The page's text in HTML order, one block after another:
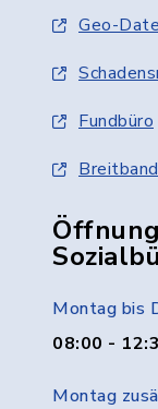
Geo-
Fundbüro
Breitband
Montag bis
08:00 -
Montag